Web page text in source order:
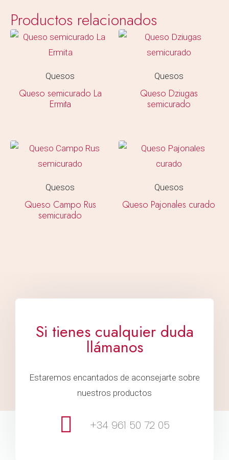
Productos relacionados
Quesos
Queso semicurado La
Ermita
Quesos
Queso Dziugas
semicurado
Quesos
Queso Campo Rus
semicurado
Quesos
Queso Pajonales curado
Si tienes cualquier duda
llámanos
Estaremos encantados de aconsejarte sobre
nuestros productos
+34 961 50 72 05